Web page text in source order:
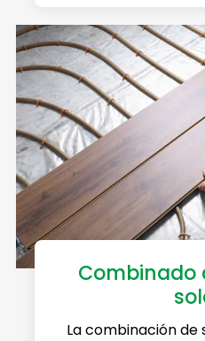
Combinado
La combinación